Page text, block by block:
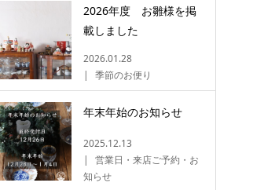
2026年度 お雛様を掲
載しました
2026.01.28
季節のお便り
年末年始のお知らせ
2025.12.13
営業日・来店ご予約・お
知らせ